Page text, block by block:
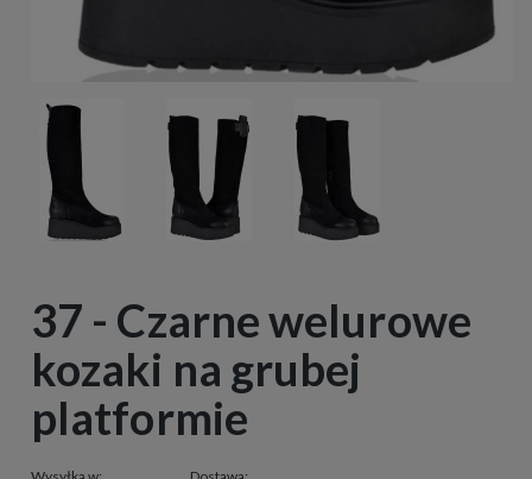
37 - Czarne welurowe
kozaki na grubej
platformie